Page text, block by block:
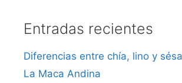
Entradas recientes
Diferencias entre chía, lino y
La Maca Andina